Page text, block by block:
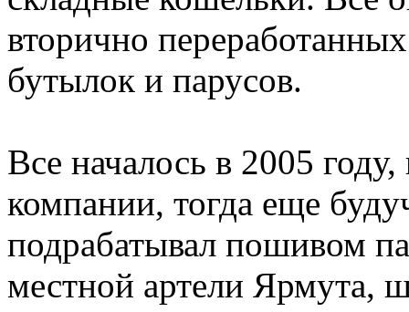
вторично
бутылок и парусов.
Все началось в 2005
компании, тогда еще
подрабатывал пошивом
местной артели Ярмута,